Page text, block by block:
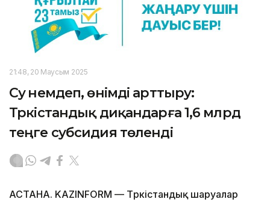
21:48, 20 Маусым 2025
Су үнемдеп, өнімді арттыру:
Түркістандық диқандарға 1,6 млрд
теңге субсидия төленді
АСТАНА. KAZINFORM — Түркістандық шаруалар